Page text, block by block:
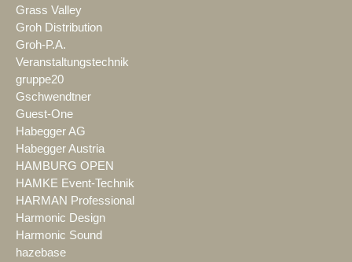
Grass Valley
Groh Distribution
Groh-P.A.
Veranstaltungstechnik
gruppe20
Gschwendtner
Guest-One
Habegger AG
Habegger Austria
HAMBURG OPEN
HAMKE Event-Technik
HARMAN Professional
Harmonic Design
Harmonic Sound
hazebase